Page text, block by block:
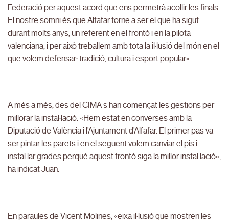
Federació per aquest acord que ens permetrà acollir les finals.
El nostre somni és que Alfafar torne a ser el que ha sigut
durant molts anys, un referent en el frontó i en la pilota
valenciana, i per això treballem amb tota la il·lusió del món en el
que volem defensar: tradició, cultura i esport popular».
A més a més, des del CIMA s’han començat les gestions per
millorar la instal·lació: «Hem estat en converses amb la
Diputació de València i l’Ajuntament d’Alfafar. El primer pas va
ser pintar les parets i en el següent volem canviar el pis i
instal·lar grades perquè aquest frontó siga la millor instal·lació»,
ha indicat Juan.
En paraules de Vicent Molines, «eixa il·lusió que mostren les